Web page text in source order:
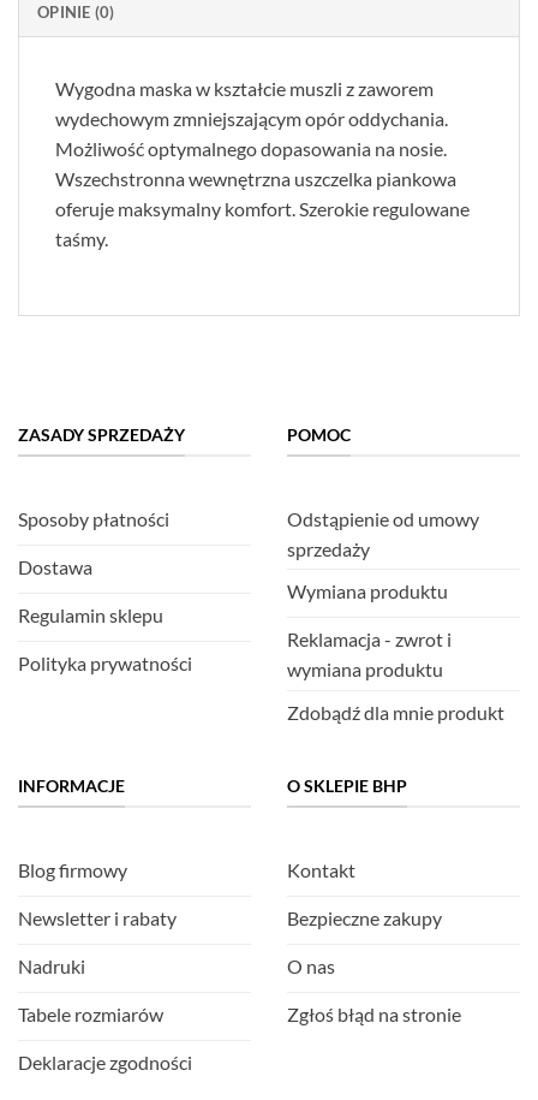
OPINIE (0)
Wygodna maska w kształcie muszli z zaworem
wydechowym zmniejszającym opór oddychania.
Możliwość optymalnego dopasowania na nosie.
Wszechstronna wewnętrzna uszczelka piankowa
oferuje maksymalny komfort. Szerokie regulowane
taśmy.
ZASADY SPRZEDAŻY
Sposoby płatności
Dostawa
Regulamin sklepu
Polityka prywatności
POMOC
Odstąpienie od umowy
sprzedaży
Wymiana produktu
Reklamacja - zwrot i
wymiana produktu
Zdobądź dla mnie produkt
INFORMACJE
Blog firmowy
Newsletter i rabaty
Nadruki
Tabele rozmiarów
Deklaracje zgodności
O SKLEPIE BHP
Kontakt
Bezpieczne zakupy
O nas
Zgłoś błąd na stronie